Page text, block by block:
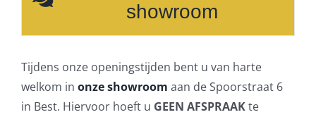
showroom
Tijdens onze openingstijden bent u van harte
welkom in onze showroom aan de Spoorstraat 6
in Best. Hiervoor hoeft u GEEN AFSPRAAKte